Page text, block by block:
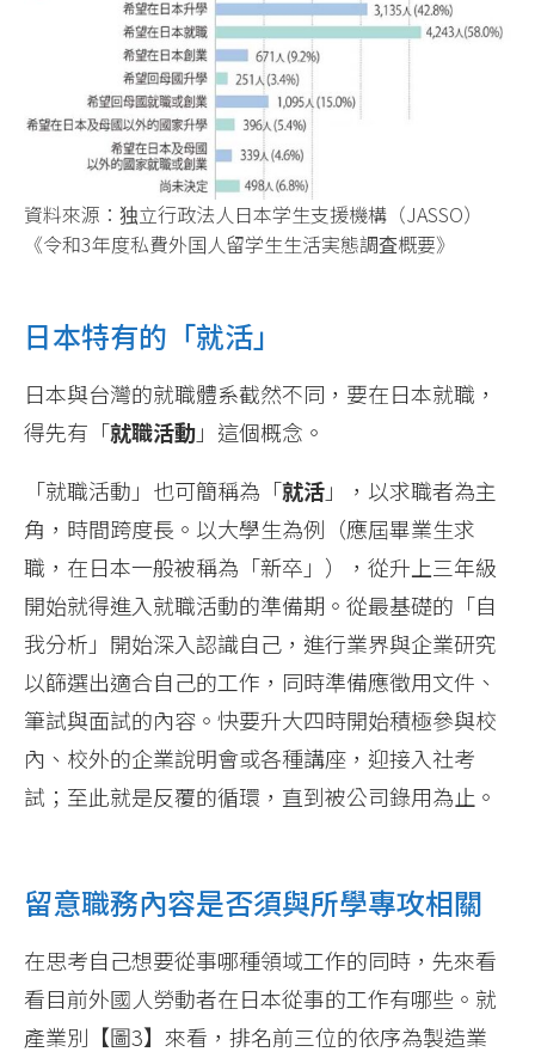
資料來源：独立行政法人日本学生支援機構（JASSO）
《令和3年度私費外国人留学生生活実態調査概要》
日本特有的「就活」
日本與台灣的就職體系截然不同，要在日本就職，
得先有「就職活動」這個概念。
「就職活動」也可簡稱為「就活」，以求職者為主
角，時間跨度長。以大學生為例（應屆畢業生求
職，在日本一般被稱為「新卒」），從升上三年級
開始就得進入就職活動的準備期。從最基礎的「自
我分析」開始深入認識自己，進行業界與企業研究
以篩選出適合自己的工作，同時準備應徵用文件、
筆試與面試的內容。快要升大四時開始積極參與校
內、校外的企業說明會或各種講座，迎接入社考
試；至此就是反覆的循環，直到被公司錄用為止。
留意職務內容是否須與所學專攻相關
在思考自己想要從事哪種領域工作的同時，先來看
看目前外國人勞動者在日本從事的工作有哪些。就
產業別【圖3】來看，排名前三位的依序為製造業